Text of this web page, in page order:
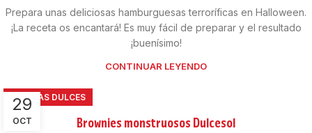
Prepara unas deliciosas hamburguesas terroríficas en Halloween.
¡La receta os encantará! Es muy fácil de preparar y el resultado
¡buenísimo!
CONTINUAR LEYENDO
29
OCT
RECETAS DULCES
Brownies monstruosos Dulcesol